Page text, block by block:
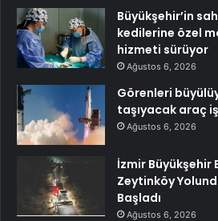
Büyükşehir’in
kedilerine özel
hizmeti sürüyor
Ağustos 6, 2026
Görenleri
taşıyacak araç
Ağustos 6, 2026
İzmir Büyükşehir
Zeytinköy
Başladı
Ağustos 6, 2026